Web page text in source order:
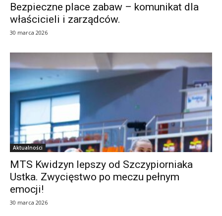
Bezpieczne place zabaw – komunikat dla
właścicieli i zarządców.
30 marca 2026
Aktualności
MTS Kwidzyn lepszy od Szczypiorniaka
Ustka. Zwycięstwo po meczu pełnym
emocji!
30 marca 2026